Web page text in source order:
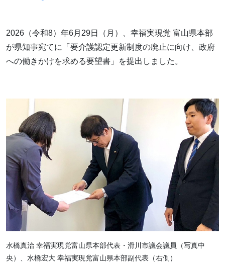
2026（令和8）年6月29日（月）、幸福実現党 富山県本部
が県知事宛てに「要介護認定更新制度の廃止に向け、政府
への働きかけを求める要望書」を提出しました。
水橋真治 幸福実現党富山県本部代表・滑川市議会議員（写真中
央）、水橋宏大 幸福実現党富山県本部副代表（右側）